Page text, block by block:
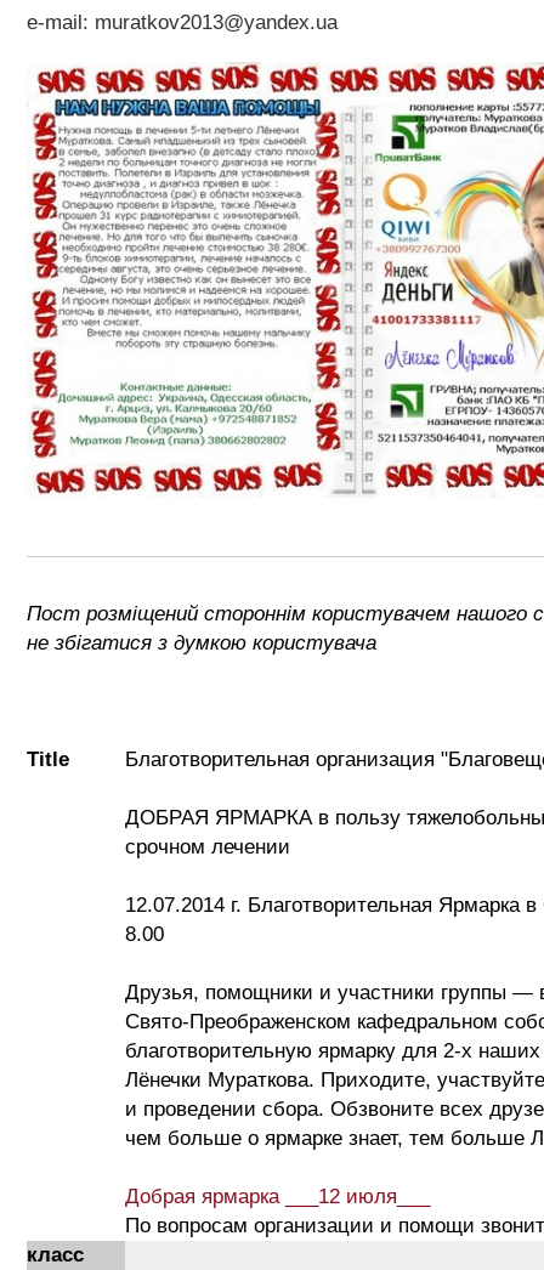
e-mail: muratkov2013@yandex.ua
Пост розміщений стороннім користувачем нашого
не збігатися з думкою користувача
Title Благотворительная организация
ДОБРАЯ ЯРМАРКА в пользу
срочном лечении
12.07.2014 г. Благотворительная Ярмарка
8.00
Друзья, помощники и участники группы —
Свято-Преображенском кафедральном
благотворительную ярмарку для 2-х
Лёнечки Мураткова. Приходите,
и проведении сбора. Обзвоните всех
чем больше о ярмарке знает, тем больше
Добрая ярмарка ___12 июля___
По вопросам организации и помощи
класс